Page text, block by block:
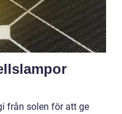
från solen för att ge